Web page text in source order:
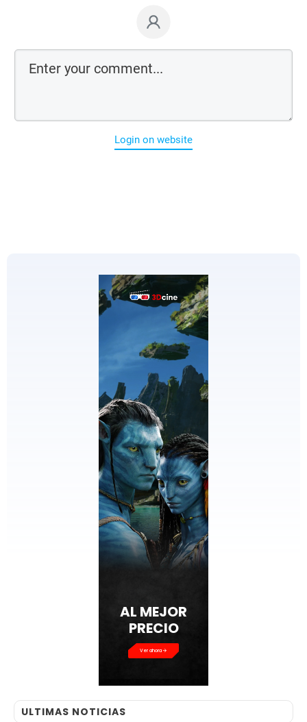
Login on website
AL MEJOR
PRECIO
Ver ahora
ULTIMAS NOTICIAS